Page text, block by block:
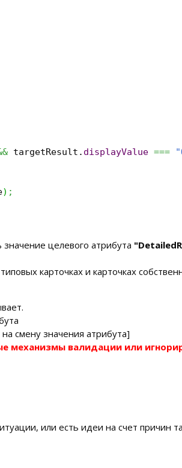
targetResult. displayValue ===
) ;
целевого атрибута
карточках и карточках
смену значения атрибута]
механизмы валидации или
или есть идеи на счет причин